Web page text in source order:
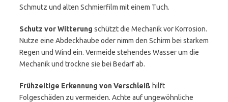
Schmutz und alten Schmierfilm mit einem Tuch.
Schutz vor Witterung schützt die Mechanik vor Korrosion.
Nutze eine Abdeckhaube oder nimm den Schirm bei starkem
Regen und Wind ein. Vermeide stehendes Wasser um die
Mechanik und trockne sie bei Bedarf ab.
Frühzeitige Erkennung von Verschleiß hilft
Folgeschäden zu vermeiden. Achte auf ungewöhnliche